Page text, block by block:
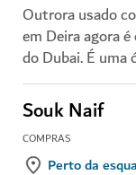
Outrora usado
em Deira agora
do Dubai. É
Souk Naif
COMPRAS
Perto da